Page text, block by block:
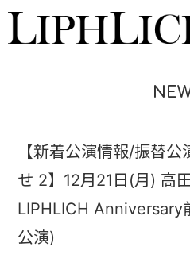
LIVE
INSTORE
VIDEO
【新着公演情報/振替
せ 2】12月21日(月) 高
LIPHLICH Anniversary
公演)